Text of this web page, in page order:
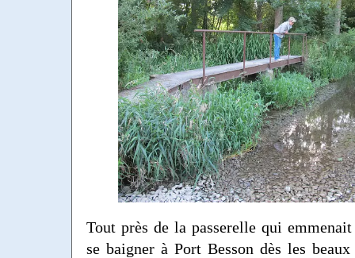
Tout près de la passerelle qui
se baigner à Port Besson dès les